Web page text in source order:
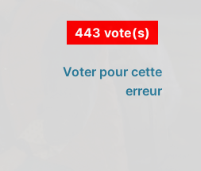
443 vote(s)
Voter pour cette
erreur